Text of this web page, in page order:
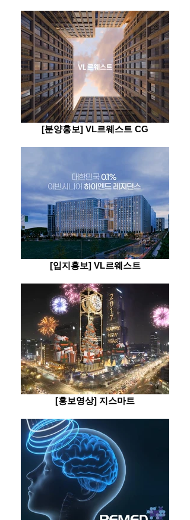
[분양홍보] VL르웨스트 CG
[입지홍보] VL르웨스트
[홍보영상] 지스마트